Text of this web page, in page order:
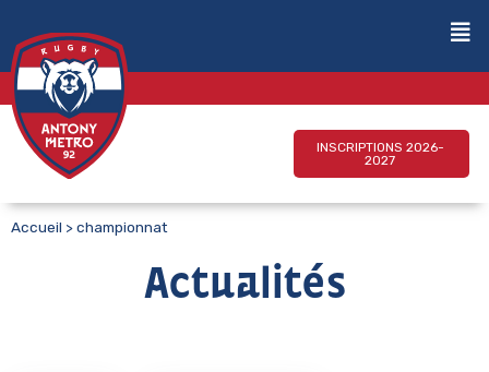
INSCRIPTIONS 2026-
2027
Accueil >championnat
Actualités